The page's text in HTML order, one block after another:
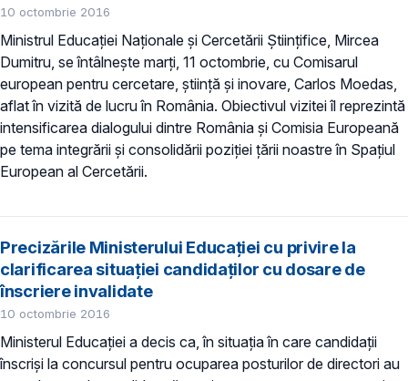
10 octombrie 2016
Ministrul Educației Naționale și Cercetării Științifice, Mircea
Dumitru, se întâlneşte marți, 11 octombrie, cu Comisarul
european pentru cercetare, știință și inovare, Carlos Moedas,
aflat în vizită de lucru în România. Obiectivul vizitei îl reprezintă
intensificarea dialogului dintre România și Comisia Europeană
pe tema integrării și consolidării poziţiei țării noastre în Spațiul
European al Cercetării.
Precizările Ministerului Educației cu privire la
clarificarea situației candidaților cu dosare de
înscriere invalidate
10 octombrie 2016
Ministerul Educaţiei a decis ca, în situația în care candidații
înscrişi la concursul pentru ocuparea posturilor de directori au